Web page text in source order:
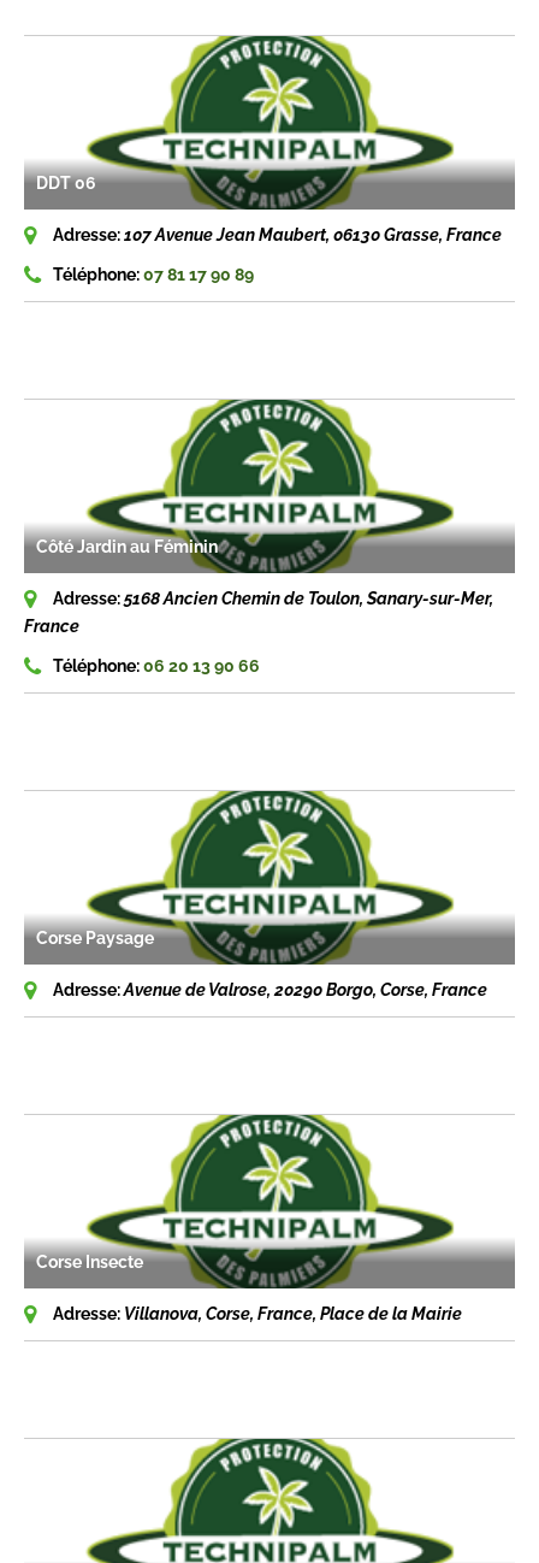
DDT 06
Adresse:107 Avenue Jean Maubert, 06130 Grasse, France
Téléphone:07 81 17 90 89
Côté Jardin au Féminin
Adresse:5168 Ancien Chemin de Toulon, Sanary-sur-Mer,
France
Téléphone:06 20 13 90 66
Corse Paysage
Adresse:Avenue de Valrose, 20290 Borgo, Corse, France
Corse Insecte
Adresse: Villanova, Corse, France, Place de la Mairie